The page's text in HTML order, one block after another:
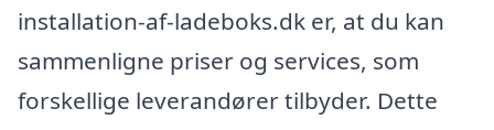
installation-af-ladeboks.dk er, at du kan
sammenligne priser og services, som
forskellige leverandører tilbyder. Dette